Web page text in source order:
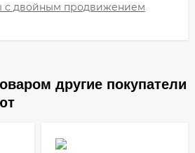
двойным продвижением
другие покупатели